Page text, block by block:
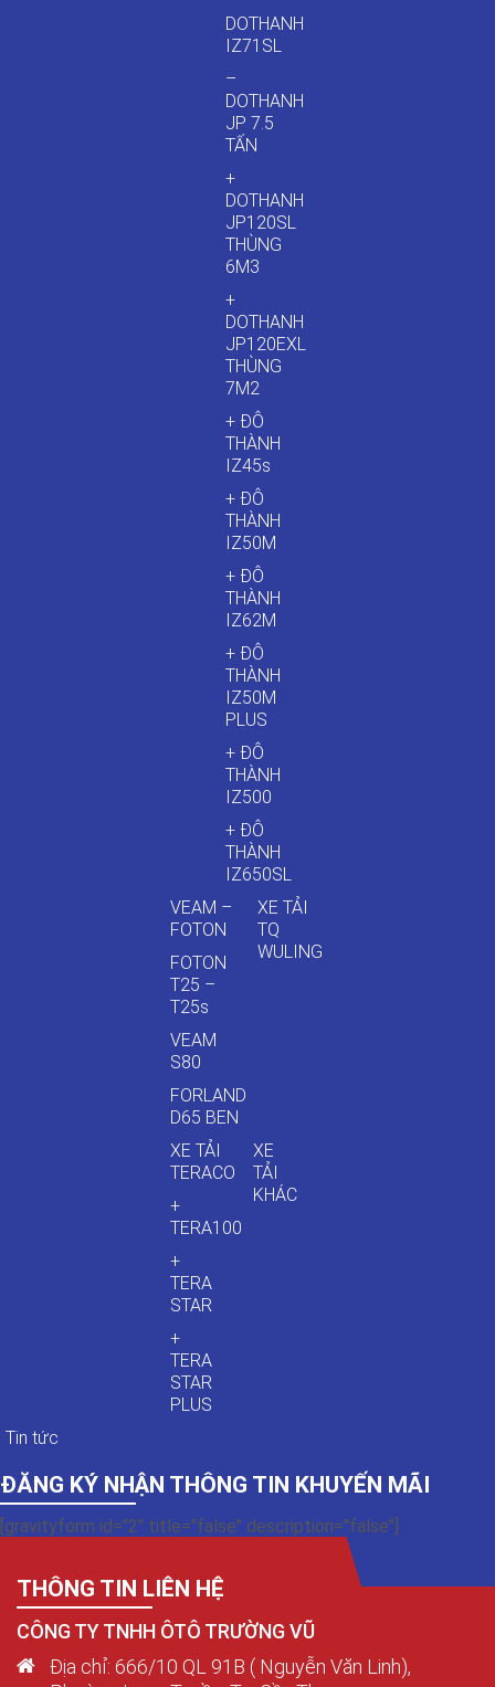
DOTHANH
IZ71SL
–
DOTHANH
JP 7.5
TẤN
+
DOTHANH
JP120SL
THÙNG
6M3
+
DOTHANH
JP120EXL
THÙNG
7M2
+ ĐÔ
THÀNH
IZ45s
+ ĐÔ
THÀNH
IZ50M
+ ĐÔ
THÀNH
IZ62M
+ ĐÔ
THÀNH
IZ50M
PLUS
+ ĐÔ
THÀNH
IZ500
+ ĐÔ
THÀNH
IZ650SL
VEAM –
FOTON
FOTON
T25 –
T25s
VEAM
S80
FORLAND
D65 BEN
XE TẢI
TQ
WULING
XE TẢI
TERACO
+
TERA100
+
TERA
STAR
+
TERA
STAR
PLUS
XE
TẢI
KHÁC
Tin tức
ĐĂNG KÝ NHẬN THÔNG TIN KHUYẾN MÃI
[gravityform id="2" title="false" description="false"]
THÔNG TIN LIÊN HỆ
CÔNG TY TNHH ÔTÔ TRƯỜNG VŨ
Địa chỉ: 666/10 QL 91B ( Nguyễn Văn Linh),